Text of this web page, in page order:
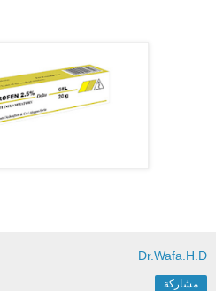
Dr.Wafa.H.D
مشاركة